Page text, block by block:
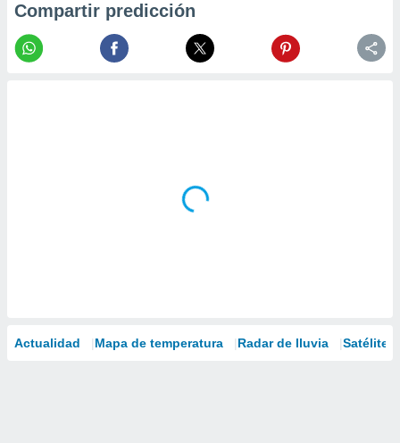
Compartir predicción
Actualidad Mapa de temperatura Radar de lluvia Satélites